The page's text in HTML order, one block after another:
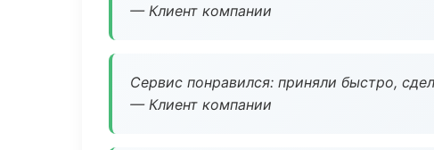
— Клиент компании
Сервис понравился: приняли быстро,
— Клиент компании